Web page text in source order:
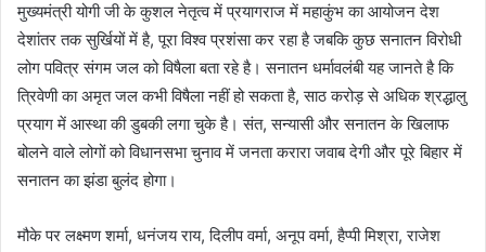
मुख्यमंत्री योगी जी के कुशल नेतृत्व में प्रयागराज में महाकुंभ का आयोजन देश
देशांतर तक सुर्खियों में है, पूरा विश्व प्रशंसा कर रहा है जबकि कुछ सनातन विरोधी
लोग पवित्र संगम जल को विषैला बता रहे है। सनातन धर्मावलंबी यह जानते है कि
त्रिवेणी का अमृत जल कभी विषैला नहीं हो सकता है, साठ करोड़ से अधिक श्रद्धालु
प्रयाग में आस्था की डुबकी लगा चुके है। संत, सन्यासी और सनातन के खिलाफ
बोलने वाले लोगों को विधानसभा चुनाव में जनता करारा जवाब देगी और पूरे बिहार में
सनातन का झंडा बुलंद होगा।
मौके पर लक्ष्मण शर्मा, धनंजय राय, दिलीप वर्मा, अनूप वर्मा, हैप्पी मिश्रा, राजेश